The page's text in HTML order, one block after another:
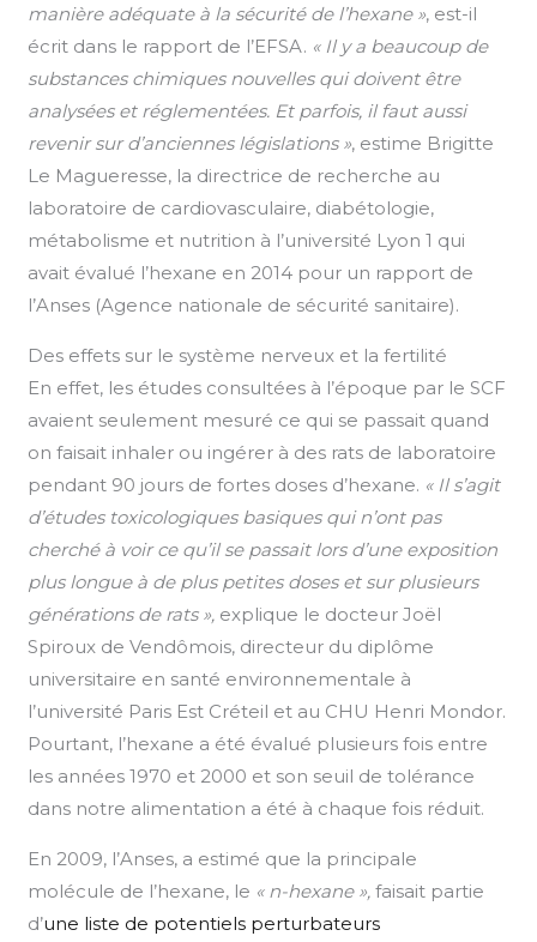
manière adéquate à la sécurité de l’hexane », est-il
écrit dans le rapport de l’EFSA. « Il y a beaucoup de
substances chimiques nouvelles qui doivent être
analysées et réglementées. Et parfois, il faut aussi
revenir sur d’anciennes législations », estime Brigitte
Le Magueresse, la directrice de recherche au
laboratoire de cardiovasculaire, diabétologie,
métabolisme et nutrition à l’université Lyon 1 qui
avait évalué l’hexane en 2014 pour un rapport de
l’Anses (Agence nationale de sécurité sanitaire).
Des effets sur le système nerveux et la fertilité
En effet, les études consultées à l’époque par le SCF
avaient seulement mesuré ce qui se passait quand
on faisait inhaler ou ingérer à des rats de laboratoire
pendant 90 jours de fortes doses d’hexane. « Il s’agit
d’études toxicologiques basiques qui n’ont pas
cherché à voir ce qu’il se passait lors d’une exposition
plus longue à de plus petites doses et sur plusieurs
générations de rats », explique le docteur Joël
Spiroux de Vendômois, directeur du diplôme
universitaire en santé environnementale à
l’université Paris Est Créteil et au CHU Henri Mondor.
Pourtant, l’hexane a été évalué plusieurs fois entre
les années 1970 et 2000 et son seuil de tolérance
dans notre alimentation a été à chaque fois réduit.
En 2009, l’Anses, a estimé que la principale
molécule de l’hexane, le « n-hexane », faisait partie
d’une liste de potentiels perturbateurs